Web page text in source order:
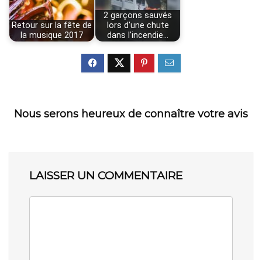
Retour sur la fête de
la musique 2017
2 garçons sauvés
lors d'une chute
dans l'incendie…
Nous serons heureux de connaître votre avis
LAISSER UN COMMENTAIRE